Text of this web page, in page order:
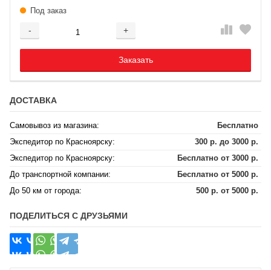
Под заказ
- +
Добавляется...
Заказать
Добавлен
ДОСТАВКА
Самовывоз из магазина:
Бесплатно
Экспедитор по Красноярску:
300 р. до 3000 р.
Экспедитор по Красноярску:
Бесплатно от 3000 р.
До транспортной компании:
Бесплатно от 5000 р.
До 50 км от города:
500 р. от 5000 р.
ПОДЕЛИТЬСЯ С ДРУЗЬЯМИ